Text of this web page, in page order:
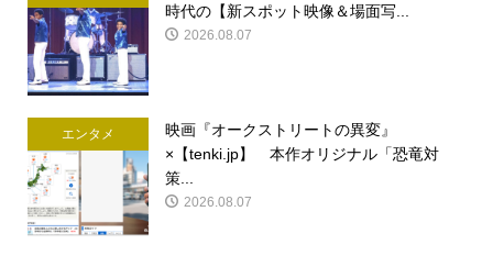
時代の【新スポット映像＆場面写...
2026.08.07
エンタメ
映画『オークストリートの異変』
×【tenki.jp】 本作オリジナル「恐竜対
策...
2026.08.07